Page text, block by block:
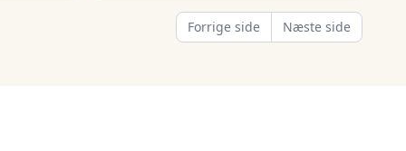
Forrige side Næste side